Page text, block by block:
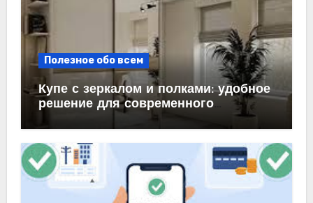
Полезное обо всем
Купе с зеркалом и полками: удобное
решение для современного